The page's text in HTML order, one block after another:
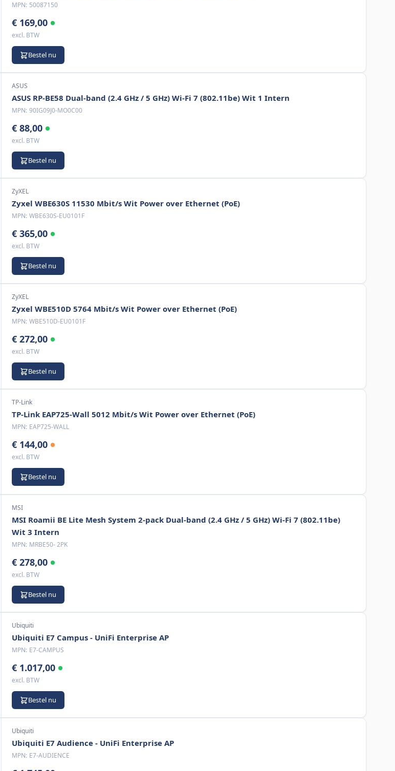
MPN: 50087150
€ 169,00
excl. BTW
Bestel nu
ASUS
ASUS RP-BE58 Dual-band (2.4 GHz / 5 GHz) Wi-Fi 7 (802.11be) Wit 1 Intern
MPN: 90IG09J0-MO0C00
€ 88,00
excl. BTW
Bestel nu
ZyXEL
Zyxel WBE630S 11530 Mbit/s Wit Power over Ethernet (PoE)
MPN: WBE630S-EU0101F
€ 365,00
excl. BTW
Bestel nu
ZyXEL
Zyxel WBE510D 5764 Mbit/s Wit Power over Ethernet (PoE)
MPN: WBE510D-EU0101F
€ 272,00
excl. BTW
Bestel nu
TP-Link
TP-Link EAP725-Wall 5012 Mbit/s Wit Power over Ethernet (PoE)
MPN: EAP725-WALL
€ 144,00
excl. BTW
Bestel nu
MSI
MSI Roamii BE Lite Mesh System 2-pack Dual-band (2.4 GHz / 5 GHz) Wi-Fi 7 (802.11be)
Wit 3 Intern
MPN: MRBE50- 2PK
€ 278,00
excl. BTW
Bestel nu
Ubiquiti
Ubiquiti E7 Campus - UniFi Enterprise AP
MPN: E7-CAMPUS
€ 1.017,00
excl. BTW
Bestel nu
Ubiquiti
Ubiquiti E7 Audience - UniFi Enterprise AP
MPN: E7-AUDIENCE